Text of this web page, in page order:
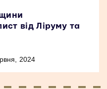
від Ліруму та
2024